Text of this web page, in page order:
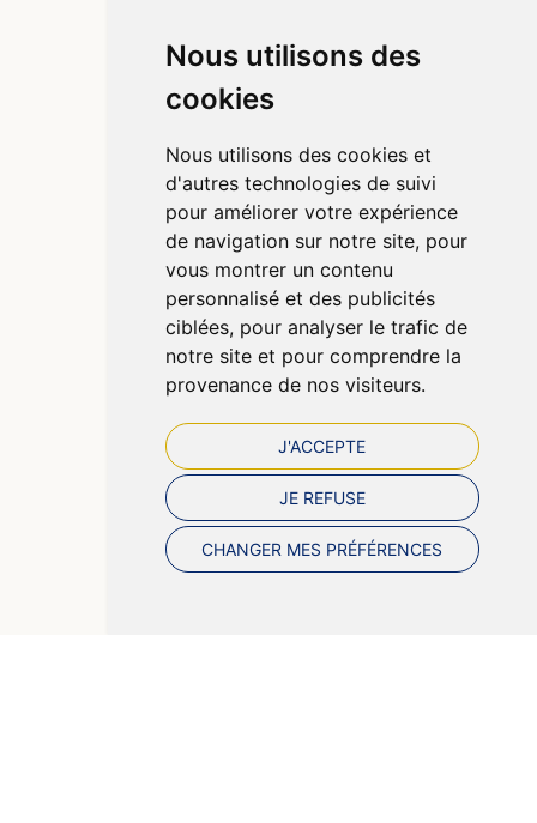
Nous utilisons des
cookies
Nous utilisons des cookies et
d'autres technologies de suivi
pour améliorer votre expérience
de navigation sur notre site, pour
vous montrer un contenu
personnalisé et des publicités
ciblées, pour analyser le trafic de
notre site et pour comprendre la
provenance de nos visiteurs.
J'ACCEPTE
JE REFUSE
CHANGER MES PRÉFÉRENCES
Informations
Qui sommes-nous ?
Déclarer un effet indésirable
Mentions légales
CGV
Données personnelles
Cookies
Préférences Cookies